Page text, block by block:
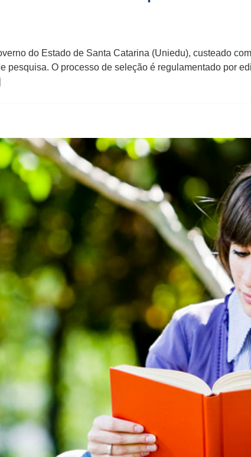
do Estado de Santa Catarina (Uniedu), custeado
pesquisa. O processo de seleção é regulamentado por